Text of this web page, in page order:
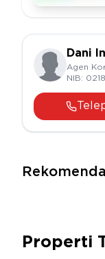
Dani
Agen
NIB:
Properti